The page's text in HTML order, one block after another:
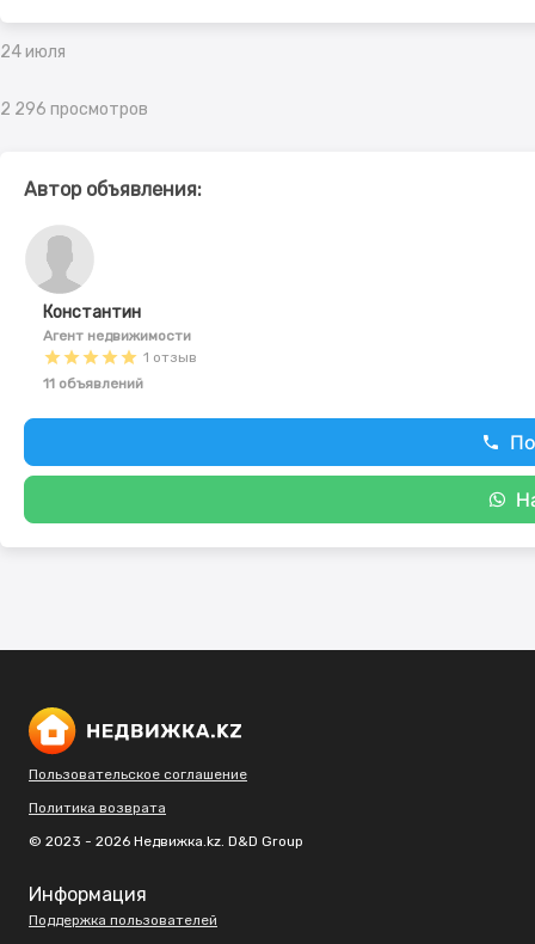
24 июля
2 296 просмотров
Автор объявления:
Константин
Агент недвижимости
1 отзыв
11 объявлений
Пользовательское соглашение
Политика возврата
© 2023 - 2026 Недвижка.kz. D&D Group
Информация
Поддержка пользователей